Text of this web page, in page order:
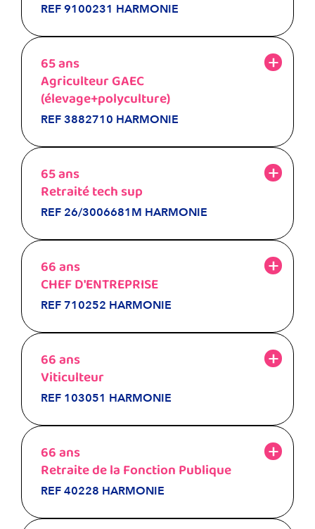
REF 9100231 HARMONIE
65 ans
Agriculteur GAEC
(élevage+polyculture)
REF 3882710 HARMONIE
65 ans
Retraité tech sup
REF 26/3006681M HARMONIE
66 ans
CHEF D'ENTREPRISE
REF 710252 HARMONIE
66 ans
Viticulteur
REF 103051 HARMONIE
66 ans
Retraite de la Fonction Publique
REF 40228 HARMONIE